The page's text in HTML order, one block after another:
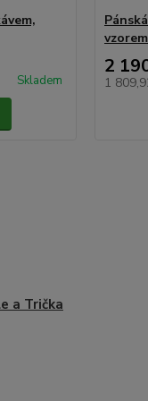
Skladem
vzorem
2
1
a Trička